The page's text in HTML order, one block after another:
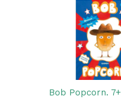
Bob Popcorn. 7+